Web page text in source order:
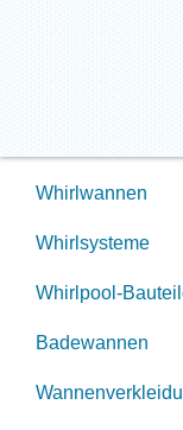
Whirlwannen
Whirlsysteme
Whirlpool-
Badewannen